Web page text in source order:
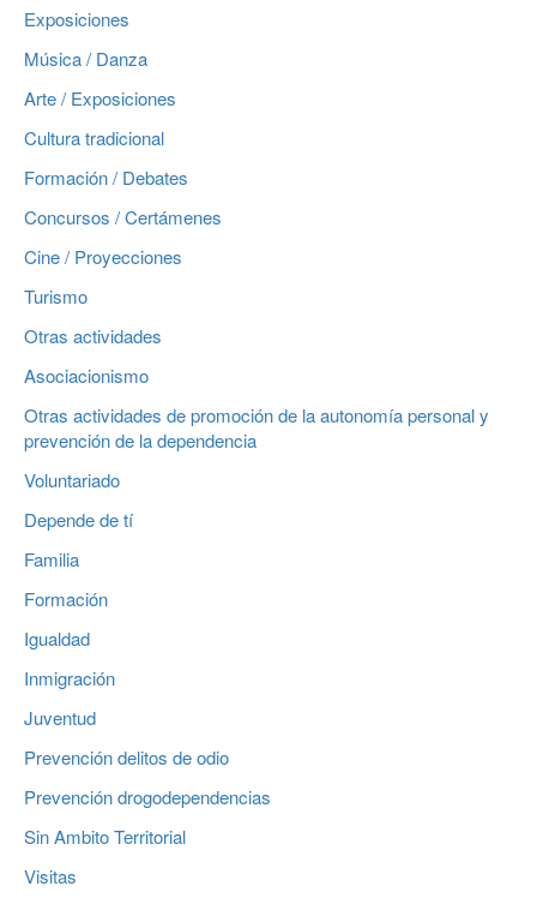
Exposiciones
Música / Danza
Arte / Exposiciones
Cultura tradicional
Formación / Debates
Concursos / Certámenes
Cine / Proyecciones
Turismo
Otras actividades
Asociacionismo
Otras actividades de promoción de la autonomía personal y
prevención de la dependencia
Voluntariado
Depende de tí
Familia
Formación
Igualdad
Inmigración
Juventud
Prevención delitos de odio
Prevención drogodependencias
Sin Ambito Territorial
Visitas